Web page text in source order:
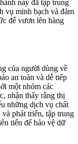
này đã tập trung
vụ minh bạch và đảm
để vươn lên hàng
của người dùng về
an toàn và dễ tiếp
một nhóm các
nhận thấy rằng thị
những dịch vụ chất
phát triển, tập trung
tiến để bảo vệ dữ